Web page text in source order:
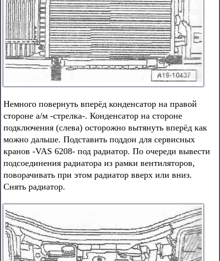
Немного повернуть вперёд конденсатор на правой
стороне а/м -стрелка-. Конденсатор на стороне
подключения (слева) осторожно вытянуть вперёд как
можно дальше. Подставить поддон для сервисных
кранов -VAS 6208- под радиатор. По очереди вывести
подсоединения радиатора из рамки вентиляторов,
поворачивать при этом радиатор вверх или вниз.
Снять радиатор.